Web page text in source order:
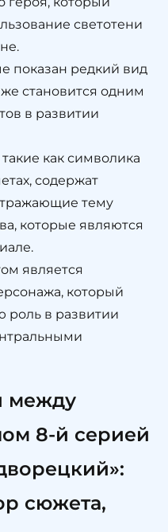
светотени
показан редкий вид
становится одним
в развитии
как символика
содержат
тему
которые являются
является
который
роль в развитии
между
8-й серией
сюжета,